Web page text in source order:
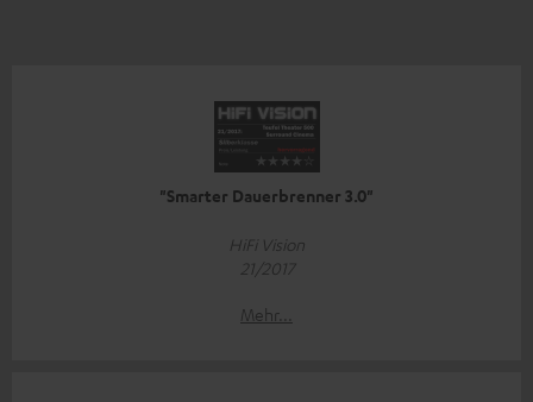
"Smarter Dauerbrenner 3.0"
HiFi Vision
21/2017
Mehr...